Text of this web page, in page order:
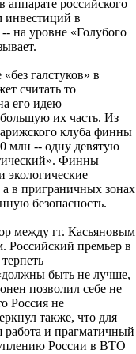
аппарате российского
инвестиций в
-- на уровне «Голубого
галстуков» в
считать то
его идею
их часть. Из
клуба финны
млн -- одну девятую
Финны
экологические
в приграничных зонах
безопасность.
между гг. Касьяновым
премьер в
быть не лучше,
позволил себе не
Россия не
также, что для
работа и прагматичный
России в ВТО